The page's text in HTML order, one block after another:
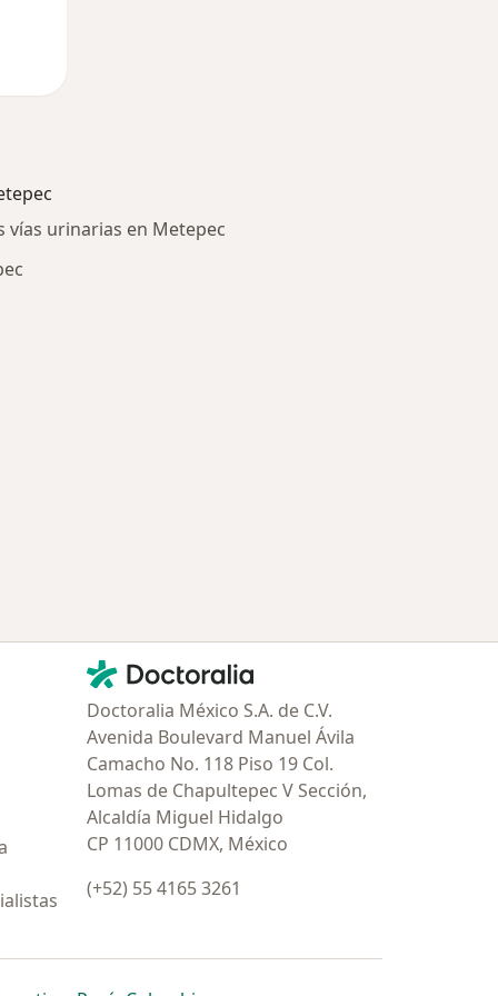
vías urinarias en Metepec
Contacto
Doctoralia - Página de inicio
Doctoralia México S.A. de C.V.
Avenida Boulevard Manuel Ávila
Camacho No. 118 Piso 19 Col.
Lomas de Chapultepec V Sección,
Alcaldía Miguel Hidalgo
CP 11000 CDMX, México
(+52) 55 4165 3261